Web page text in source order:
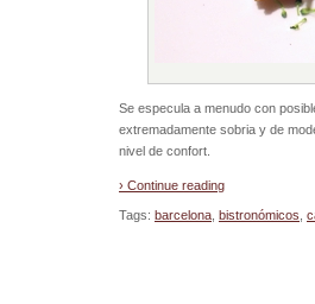
Se especula a menudo con
extremadamente sobria y de
nivel de confort.
› Continue reading
Tags: barcelona bistronómicos